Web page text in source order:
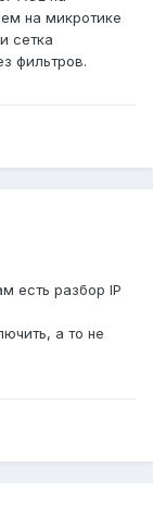
на микротике
сетка
фильтров.
есть разбор IP
а то не